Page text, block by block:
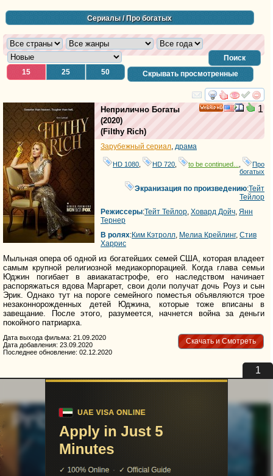
1
Сериалы/ Про богатых
Поиск
15
25 50 Скрывать просмотренные
смотреть
1
Неприлично Богаты
(2020)
(Filthy Rich)
Зарубежный сериал драма
HD 1080 HD 720 to be continued...
Про
богатых
Экранизация по произведению:Тейт
Тейлор
Режиссеры:Тейт Тейлор Ховард Дойч Янн
Тернер
В ролях:Ким Кэтролл Мелиа Крейлинг, Стив
Харрис
Мыльная опера об одной из богатейших семей США, которая владеет
самым крупной религиозной медиакорпорацией. Когда глава семьи
Юджин погибает в авиакатастрофе, его наследством начинает
распоряжаться вдова Маргарет, свои доли получат дочь Роуз и сын
Эрик. Однако тут на пороге семейного поместья объявляются трое
незаконнорожденных детей Юджина, которые тоже вписаны в
завещание. После этого, разумеется, начнется война за деньги
покойного патриарха.
Скачать и Смотреть
Дата выхода фильма: 21.09.2020
Дата добавления: 23.09.2020
Последнее обновление: 02.12.2020
uvu@uvuvu.ru
Помощь сайту